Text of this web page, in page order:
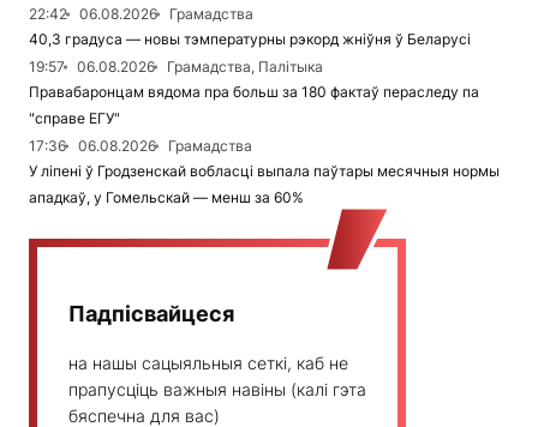
22:42
06.08.2026
Грамадства
40,3 градуса — новы тэмпературны рэкорд жніўня ў Беларусі
19:57
06.08.2026
Грамадства, Палітыка
Правабаронцам вядома пра больш за 180 фактаў пераследу па
"справе ЕГУ"
17:36
06.08.2026
Грамадства
У ліпені ў Гродзенскай вобласці выпала паўтары месячныя нормы
ападкаў, у Гомельскай — менш за 60%
Падпісвайцеся
на нашы сацыяльныя сеткі, каб не
прапусціць важныя навіны (калі гэта
бяспечна для вас)